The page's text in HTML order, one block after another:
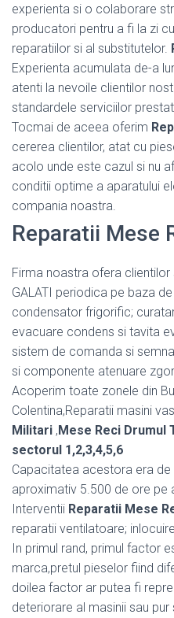
experienta si o colaborare
producatori pentru a fi la zi
reparatiilor si al substitutelor.
Experienta acumulata de-a
atenti la nevoile clientilor
standardele serviciilor
Tocmai de aceea oferim
cererea clientilor, atat cu
acolo unde este cazul si nu
conditii optime a aparatului
compania noastra.
Reparatii Mese
Firma noastra ofera
GALATI periodica pe baza
condensator frigorific;
evacuare condens si tavita
sistem de comanda si
si componente atenuare
Acoperim toate zonele din
Colentina,Reparatii masini
Militari ,Mese Reci Drumul
sectorul 1,2,3,4,5,6
Capacitatea acestora era de
aproximativ 5.500 de ore pe
Interventii Reparatii Mese
reparatii ventilatoare;
In primul rand, primul factor
marca,pretul pieselor fiind
doilea factor ar putea fi
deteriorare al masinii sau